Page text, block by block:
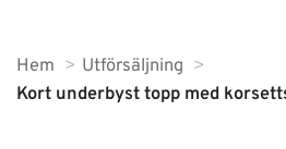
Hem
Utförsäljning
Kort underbyst topp med